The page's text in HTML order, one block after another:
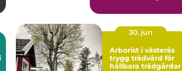
arbe...
30. jun
Arborist i västerås
trygg trädvård för
hållbara trädgårdar